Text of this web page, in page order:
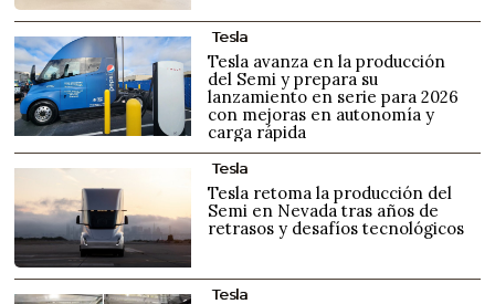
Tesla
Tesla avanza en la producción
del Semi y prepara su
lanzamiento en serie para 2026
con mejoras en autonomía y
carga rápida
Tesla
Tesla retoma la producción del
Semi en Nevada tras años de
retrasos y desafíos tecnológicos
Tesla